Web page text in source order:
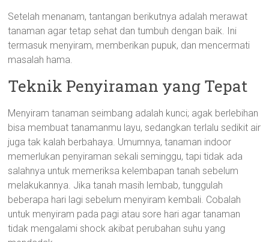
Setelah menanam, tantangan berikutnya adalah merawat
tanaman agar tetap sehat dan tumbuh dengan baik. Ini
termasuk menyiram, memberikan pupuk, dan mencermati
masalah hama.
Teknik Penyiraman yang Tepat
Menyiram tanaman seimbang adalah kunci; agak berlebihan
bisa membuat tanamanmu layu, sedangkan terlalu sedikit air
juga tak kalah berbahaya. Umumnya, tanaman indoor
memerlukan penyiraman sekali seminggu, tapi tidak ada
salahnya untuk memeriksa kelembapan tanah sebelum
melakukannya. Jika tanah masih lembab, tunggulah
beberapa hari lagi sebelum menyiram kembali. Cobalah
untuk menyiram pada pagi atau sore hari agar tanaman
tidak mengalami shock akibat perubahan suhu yang